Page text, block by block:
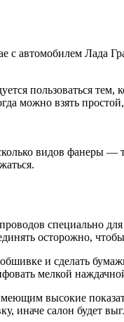
с автомобилем
пользоваться
можно взять
видов фанеры —
специально
осторожно,
и сделать
мелкой
высокие
иначе салон будет